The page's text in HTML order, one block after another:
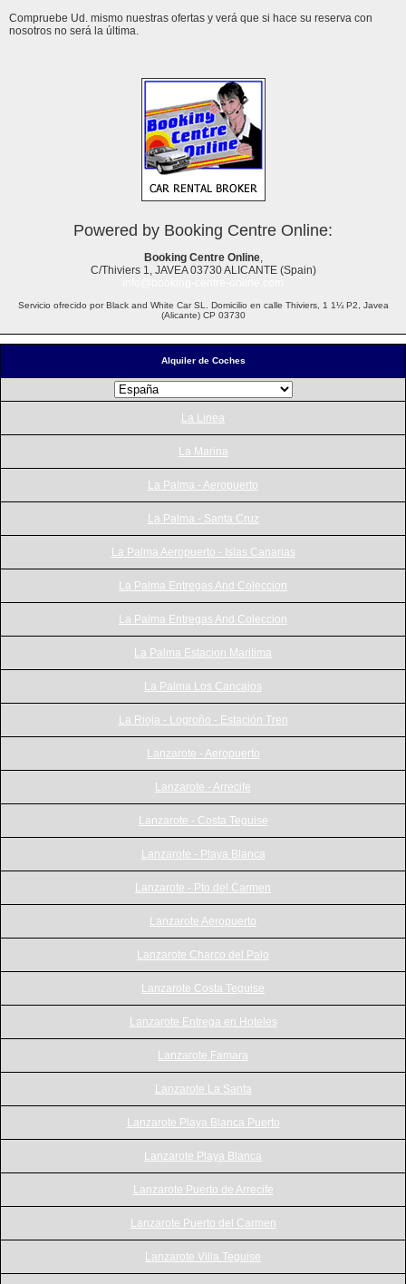
Alquiler de Coches
La Linea
La Marina
La Palma - Aeropuerto
La Palma - Santa Cruz
La Palma Aeropuerto - Islas Canarias
La Palma Entregas And Coleccion
La Palma Entregas And Coleccion
La Palma Estacion Maritima
La Palma Los Cancajos
La Rioja - Logroño - Estación Tren
Lanzarote - Aeropuerto
Lanzarote - Arrecife
Lanzarote - Costa Teguise
Lanzarote - Playa Blanca
Lanzarote - Pto.del Carmen
Lanzarote Aeropuerto
Lanzarote Charco del Palo
Lanzarote Costa Teguise
Lanzarote Entrega en Hoteles
Lanzarote Famara
Lanzarote La Santa
Lanzarote Playa Blanca Puerto
Lanzarote Playa Blanca
Lanzarote Puerto de Arrecife
Lanzarote Puerto del Carmen
Lanzarote Villa Teguise
Compruebe Ud. mismo nuestras ofertas y verá que si hace su reserva con
nosotros no será la última.
Powered by Booking Centre Online:
Booking Centre Online,
C/Thiviers 1, JAVEA 03730 ALICANTE (Spain)
Servicio ofrecido por Black and White Car SL. Domicilio en calle Thiviers, 1 1¼ P2, Javea
(Alicante) CP 03730